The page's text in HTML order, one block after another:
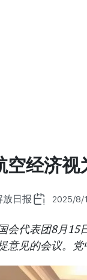
空经济视
放日报 2025/8/
会代表团8月15
意见的会议。